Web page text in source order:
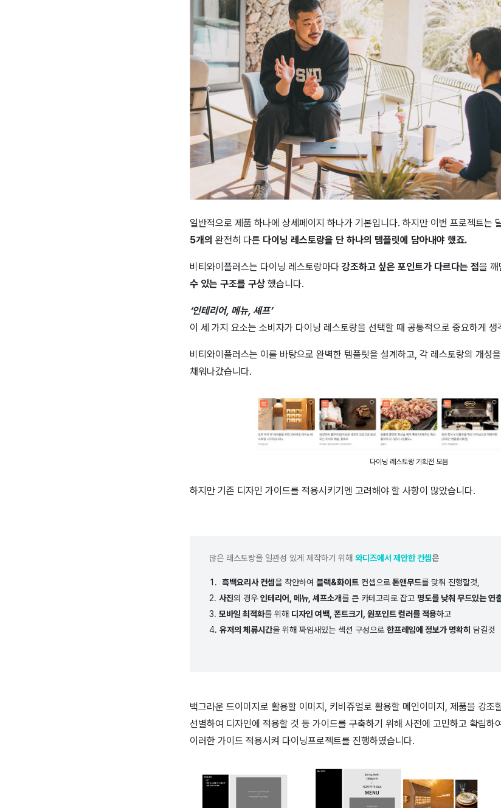
일반적으로 제품 하나에 상세페이지 하나가 기본입니다. 하지만 이번 프로젝트는
5개의 완전히 다른 다이닝 레스토랑을 단 하나의 템플릿에 담아내야 했죠.
비티와이플러스는 다이닝 레스토랑마다 강조하고 싶은 포인트가 다르다는 점을 깨
수 있는 구조를 구상 했습니다.
‘인테리어, 메뉴, 셰프’
이 세 가지 요소는 소비자가 다이닝 레스토랑을 선택할 때 공통적으로 중요하게 생
비티와이플러스는 이를 바탕으로 완벽한 템플릿을 설계하고, 각 레스토랑의 개성
채워나갔습니다.
다이닝 레스토랑 기획전 모음
하지만 기존 디자인 가이드를 적용시키기엔 고려해야 할 사항이 많았습니다.
많은 레스토랑을 일관성 있게 제작하기 위해 와디즈에서 제안한 컨셉은
흑백요리사 컨셉을 착안하여 블랙&화이트 컨셉으로톤앤무드를 맞춰 진행할것,
사진의 경우 인테리어, 메뉴, 셰프소개를 큰 카테고리로 잡고 명도를 낮춰 무드있는 연
모바일 최적화를 위해 디자인 여백, 폰트크기, 원포인트 컬러를 적용하고
유저의 체류시간을 위해 짜임새있는 섹션 구성으로 한프레임에 정보가 명확히 담길것
백그라운 드이미지로 활용할 이미지, 키비쥬얼로 활용할 메인이미지, 제품을 강조
선별하여 디자인에 적용할 것 등 가이드를 구축하기 위해 사전에 고민하고 확립하
이러한 가이드 적용시켜 다이닝프로젝트를 진행하였습니다.